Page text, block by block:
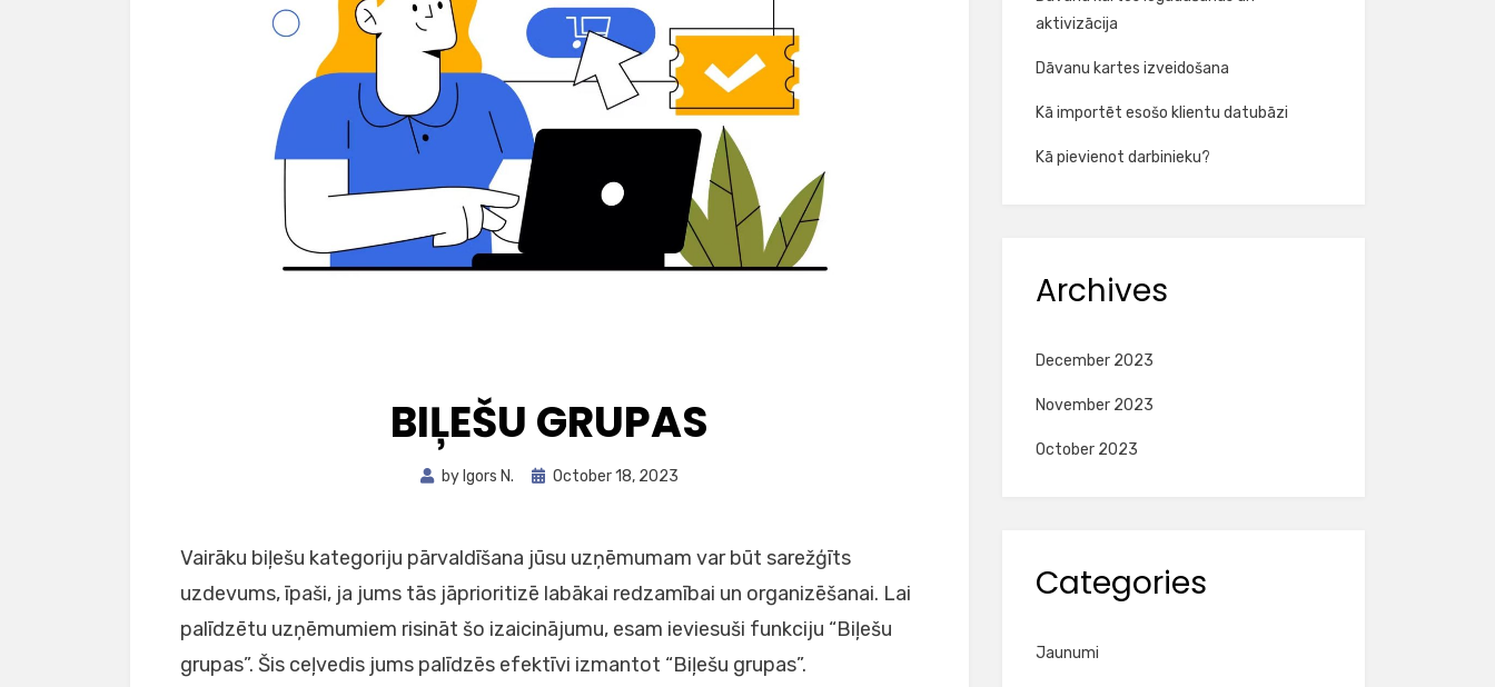
BIĻEŠU GRUPAS
byIgors N.
Posted
October 18, 2023
Vairāku biļešu kategoriju pārvaldīšana jūsu uzņēmumam var būt sarežģīts
uzdevums, īpaši, ja jums tās jāprioritizē labākai redzamībai un organizēšanai. Lai
palīdzētu uzņēmumiem risināt šo izaicinājumu, esam ieviesuši funkciju “Biļešu
grupas”. Šis ceļvedis jums palīdzēs efektīvi izmantot “Biļešu grupas”.
aktivizācija
Dāvanu kartes izveidošana
Kā importēt esošo klientu datubāzi
Kā pievienot darbinieku?
Archives
December 2023
November 2023
October 2023
Categories
Jaunumi